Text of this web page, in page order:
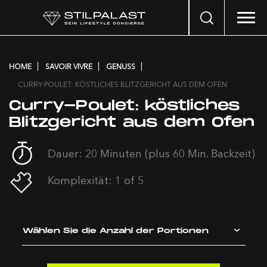
Search
HOME SAVOIR VIVRE
GENUSS
CURRY-POULET: KÖSTLICHES BLITZGERICHT AUS DEM OFEN
Curry-Poulet: köstliches
Blitzgericht aus dem Ofen
Dauer: 20 Minuten (plus 60 Min. Backzeit)
Komplexität: 1 of 5
Wählen Sie die Anzahl der Portionen